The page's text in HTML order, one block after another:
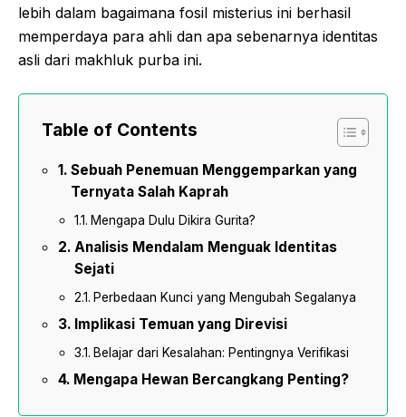
lebih dalam bagaimana fosil misterius ini berhasil
memperdaya para ahli dan apa sebenarnya identitas
asli dari makhluk purba ini.
Table of Contents
Sebuah Penemuan Menggemparkan yang
Ternyata Salah Kaprah
Mengapa Dulu Dikira Gurita?
Analisis Mendalam Menguak Identitas
Sejati
Perbedaan Kunci yang Mengubah Segalanya
Implikasi Temuan yang Direvisi
Belajar dari Kesalahan: Pentingnya Verifikasi
Mengapa Hewan Bercangkang Penting?